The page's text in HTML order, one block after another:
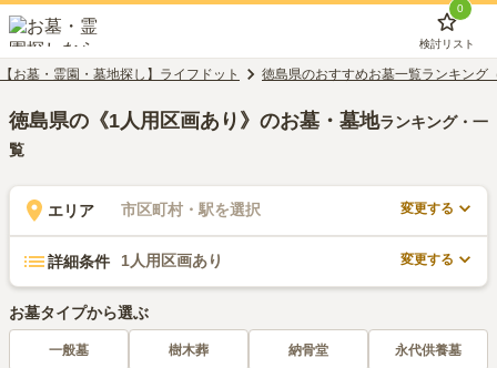
0
検討リスト
【お墓・霊園・墓地探し】ライフドット 徳島県のおすすめお墓一覧ランキング
徳島県の《1人用区画あり》のお墓・墓地ランキング・一
覧
エリア 市区町村・駅を選択 変更する
詳細条件 1人用区画あり 変更する
お墓タイプから選ぶ
一般墓 樹木葬 納骨堂 永代供養墓